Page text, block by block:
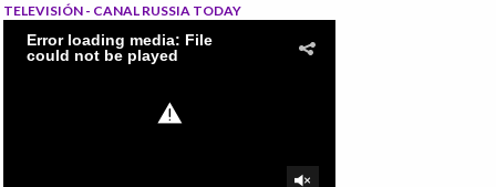
TELEVISIÓN - CANAL RUSSIA TODAY